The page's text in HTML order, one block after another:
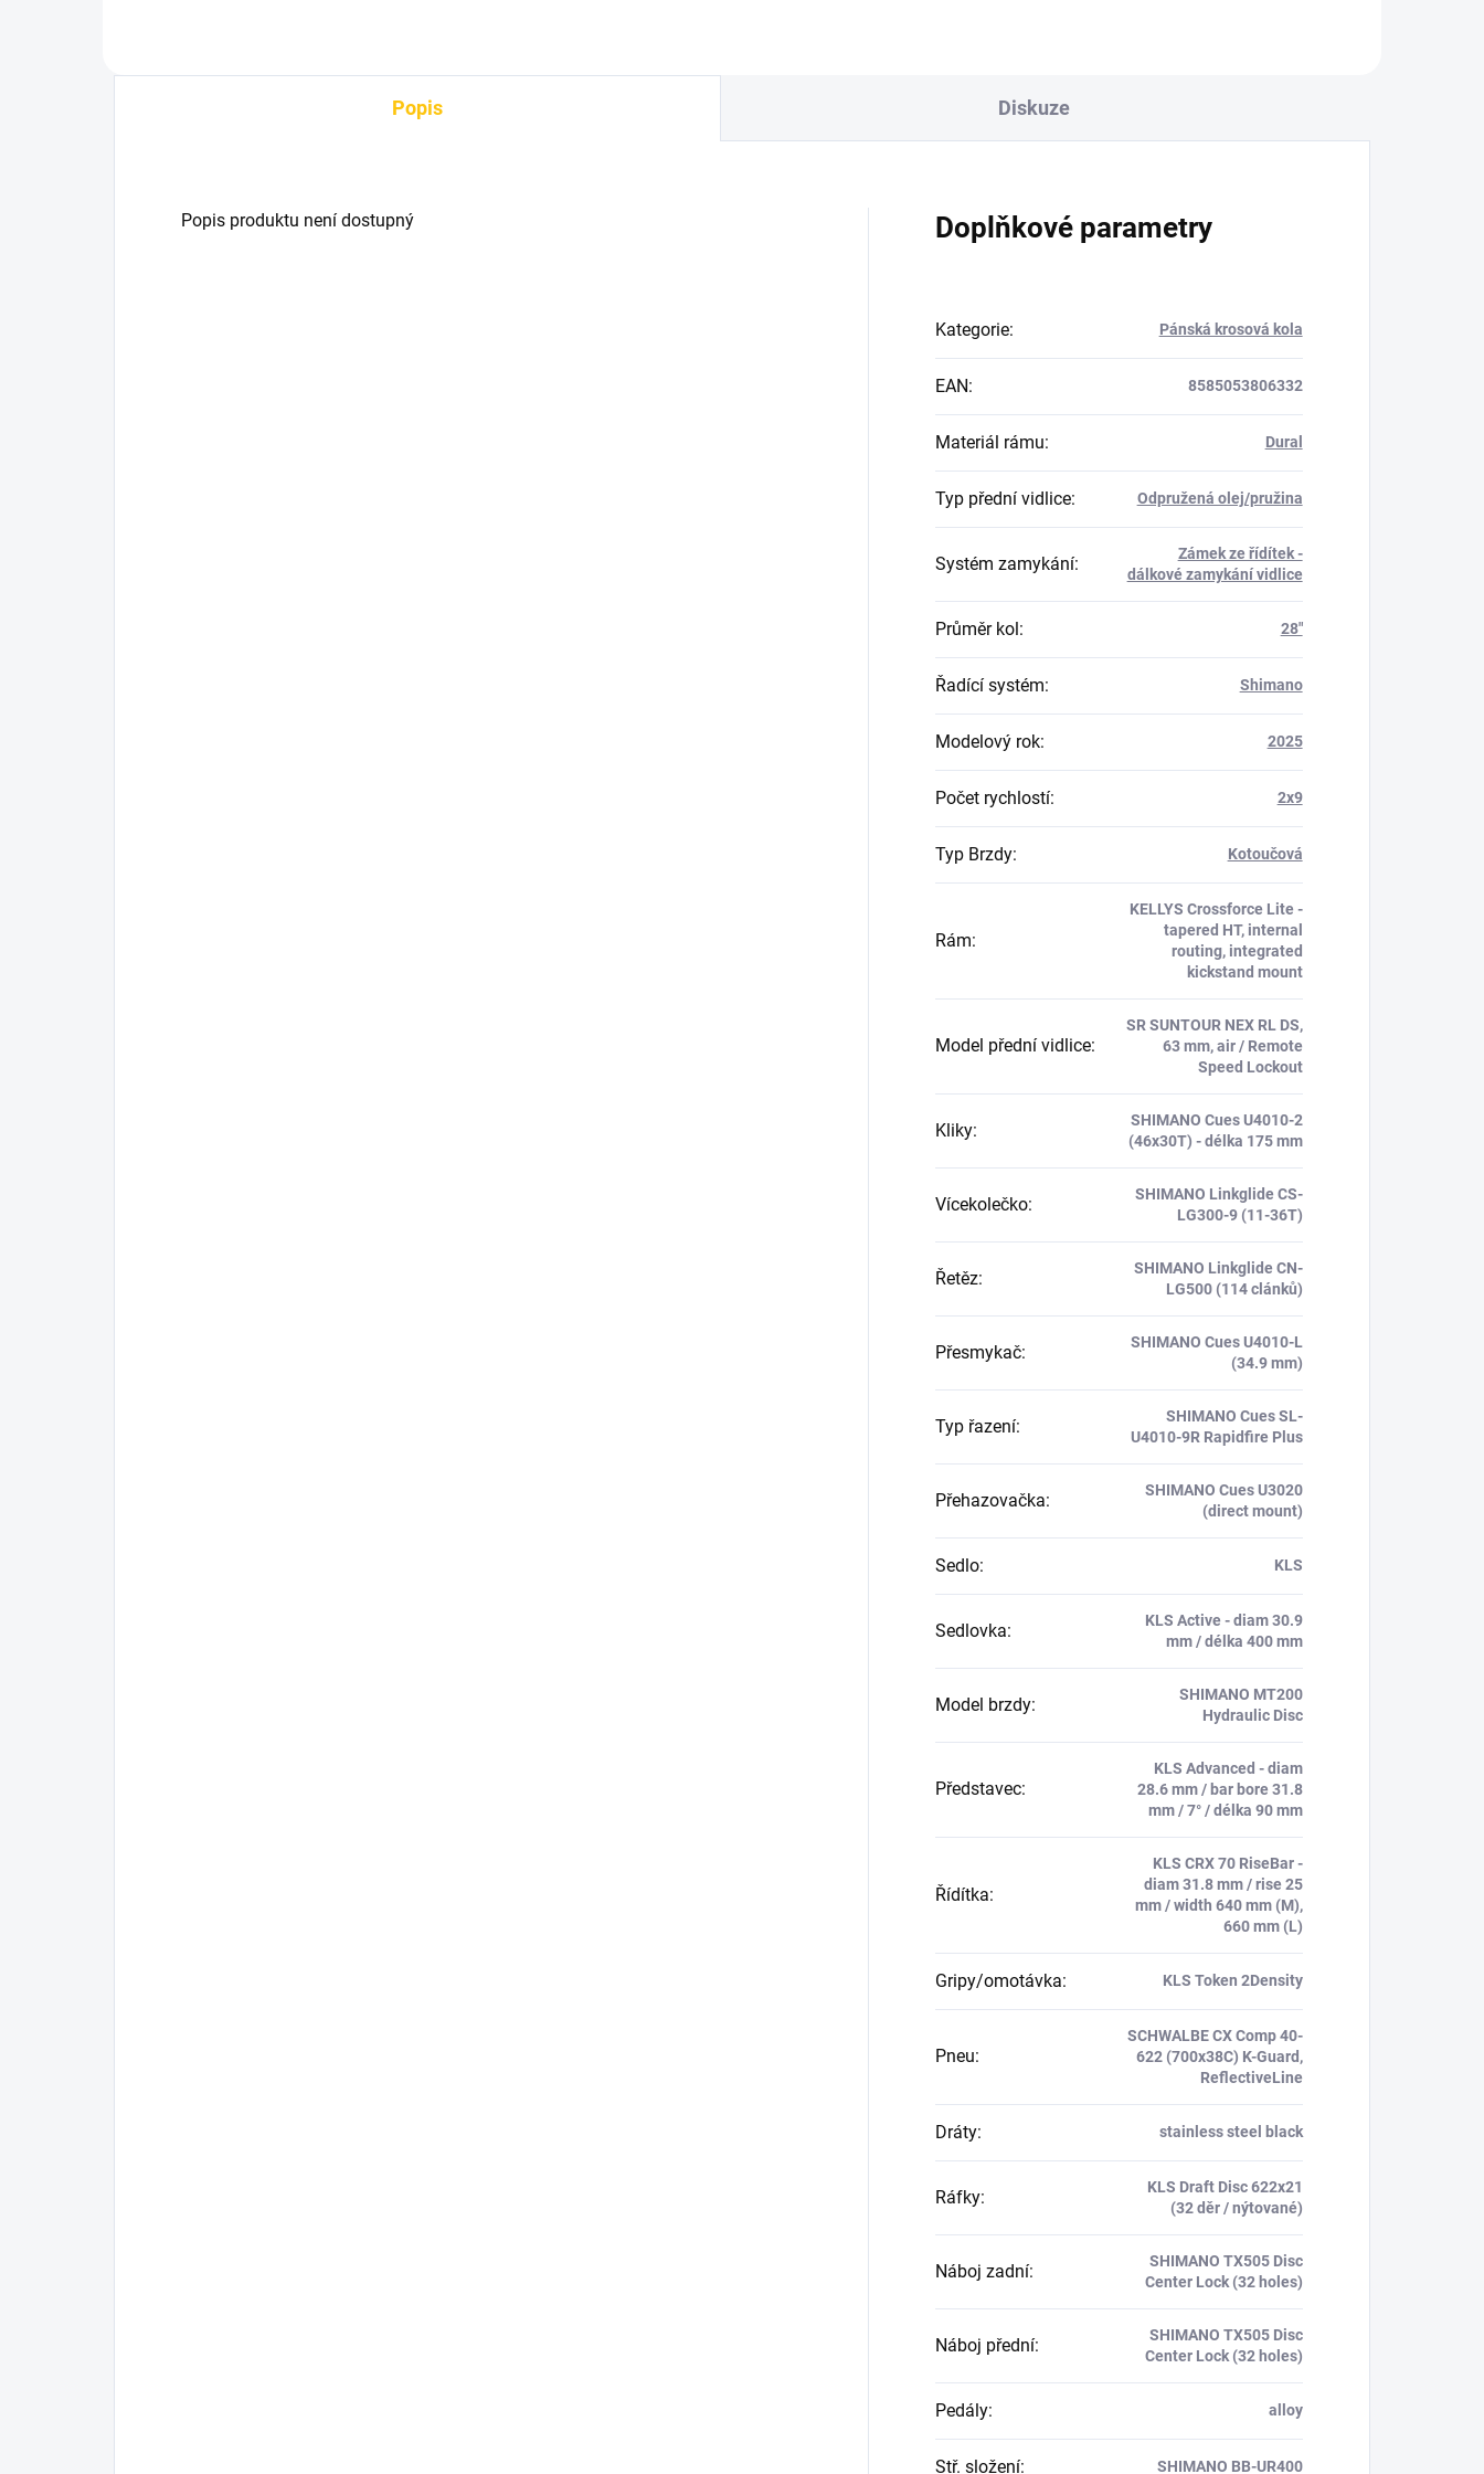
Popis Diskuze
Popis produktu není dostupný Doplňkové parametry
Kategorie: Pánská krosová kola
EAN: 8585053806332
Materiál rámu: Dural
Typ přední vidlice: Odpružená olej/pružina
Systém zamykání:
Zámek ze řídítek -
dálkové zamykání vidlice
Průměr kol: 28"
Řadící systém: Shimano
Modelový rok: 2025
Počet rychlostí: 2x9
Typ Brzdy: Kotoučová
Rám:
KELLYS Crossforce Lite -
tapered HT, internal
routing, integrated
kickstand mount
Model přední vidlice:
SR SUNTOUR NEX RL DS,
63 mm, air / Remote
Speed Lockout
Kliky:
SHIMANO Cues U4010-2
(46x30T) - délka 175 mm
Vícekolečko:
SHIMANO Linkglide CS-
LG300-9 (11-36T)
Řetěz:
SHIMANO Linkglide CN-
LG500 (114 clánků)
Přesmykač:
SHIMANO Cues U4010-L
(34.9 mm)
Typ řazení:
SHIMANO Cues SL-
U4010-9R Rapidfire Plus
Přehazovačka:
SHIMANO Cues U3020
(direct mount)
Sedlo: KLS
Sedlovka:
KLS Active - diam 30.9
mm / délka 400 mm
Model brzdy:
SHIMANO MT200
Hydraulic Disc
Představec:
KLS Advanced - diam
28.6 mm / bar bore 31.8
mm / 7° / délka 90 mm
Řídítka:
KLS CRX 70 RiseBar -
diam 31.8 mm / rise 25
mm / width 640 mm (M),
660 mm (L)
Gripy/omotávka: KLS Token 2Density
Pneu:
SCHWALBE CX Comp 40-
622 (700x38C) K-Guard,
ReflectiveLine
Dráty: stainless steel black
Ráfky:
KLS Draft Disc 622x21
(32 děr / nýtované)
Náboj zadní:
SHIMANO TX505 Disc
Center Lock (32 holes)
Náboj přední:
SHIMANO TX505 Disc
Center Lock (32 holes)
Pedály: alloy
Stř. složení: SHIMANO BB-UR400